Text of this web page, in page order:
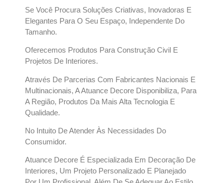
Se Você Procura Soluções Criativas, Inovadoras E
Elegantes Para O Seu Espaço, Independente Do
Tamanho.
Oferecemos Produtos Para Construção Civil E
Projetos De Interiores.
Através De Parcerias Com Fabricantes Nacionais E
Multinacionais, A Atuance Decore Disponibiliza, Para
A Região, Produtos Da Mais Alta Tecnologia E
Qualidade.
No Intuito De Atender Às Necessidades Do
Consumidor.
Atuance Decore É Especializada Em Decoração De
Interiores, Um Projeto Personalizado E Planejado